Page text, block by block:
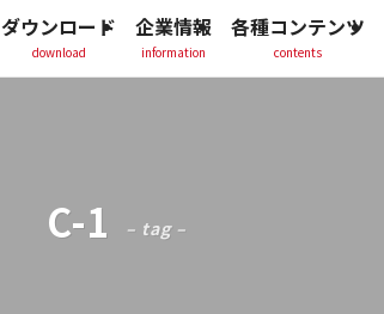
C-1 – tag –
ダウンロード
download
企業情報
information
各種コンテンツ
contents